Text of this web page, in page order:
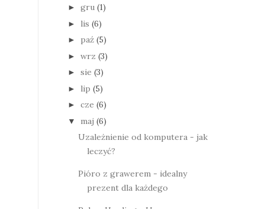
► gru (1)
► lis (6)
► paź (5)
► wrz (3)
► sie (3)
► lip (5)
► cze (6)
▼ maj (6)
Uzależnienie od komputera - jak
leczyć?
Pióro z grawerem - idealny
prezent dla każdego